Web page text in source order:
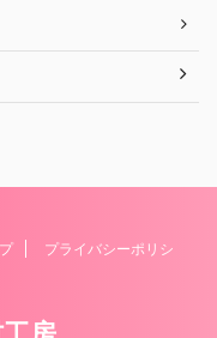
プライバシーポリシ